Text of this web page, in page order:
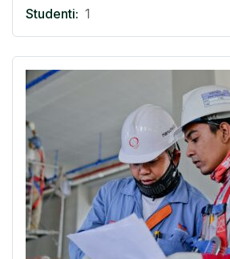
Studenti: 1